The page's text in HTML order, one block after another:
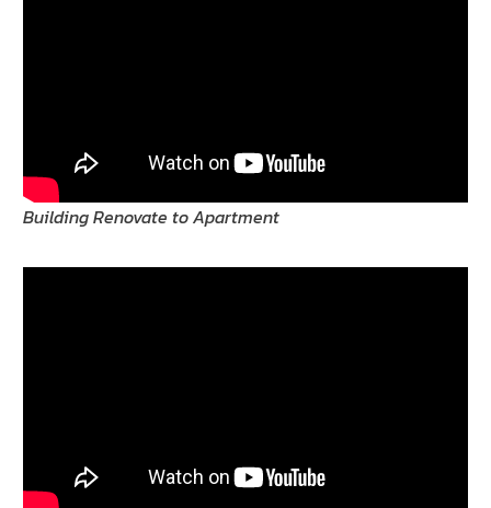
Building Renovate to Apartment